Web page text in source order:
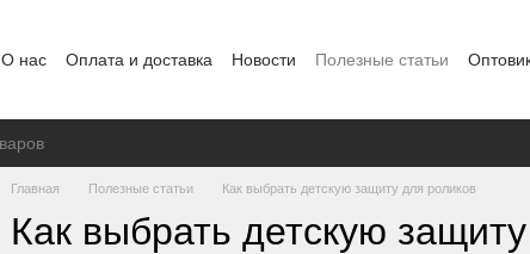
О нас Оплата и доставка Новости Полезные статьи
Главная Полезные статьи Как выбрать детскую защиту для роликов
Как выбрать детскую